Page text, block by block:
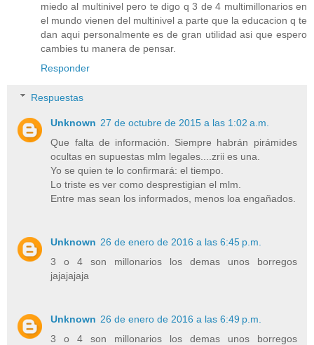
miedo al multinivel pero te digo q 3 de 4 multimillonarios en
el mundo vienen del multinivel a parte que la educacion q te
dan aqui personalmente es de gran utilidad asi que espero
cambies tu manera de pensar.
Responder
Respuestas
Unknown 27 de octubre de 2015 a las 1:02 a.m.
Que falta de información. Siempre habrán pirámides
ocultas en supuestas mlm legales....zrii es una.
Yo se quien te lo confirmará: el tiempo.
Lo triste es ver como desprestigian el mlm.
Entre mas sean los informados, menos loa engañados.
Unknown 26 de enero de 2016 a las 6:45 p.m.
3 o 4 son millonarios los demas unos borregos
jajajajaja
Unknown 26 de enero de 2016 a las 6:49 p.m.
3 o 4 son millonarios los demas unos borregos